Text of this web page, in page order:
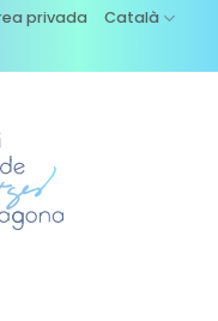
privada
Català